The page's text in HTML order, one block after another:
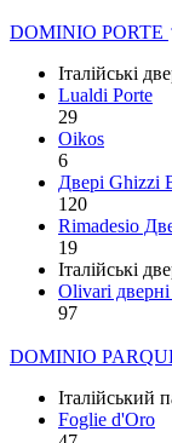
DOMINIO PORTE
Італійські
Lualdi Porte
29
Oikos
6
Двері Ghizzi
120
Rimadesio
19
Італійські
Olivari
97
DOMINIO
Італійський
Foglie d'Oro